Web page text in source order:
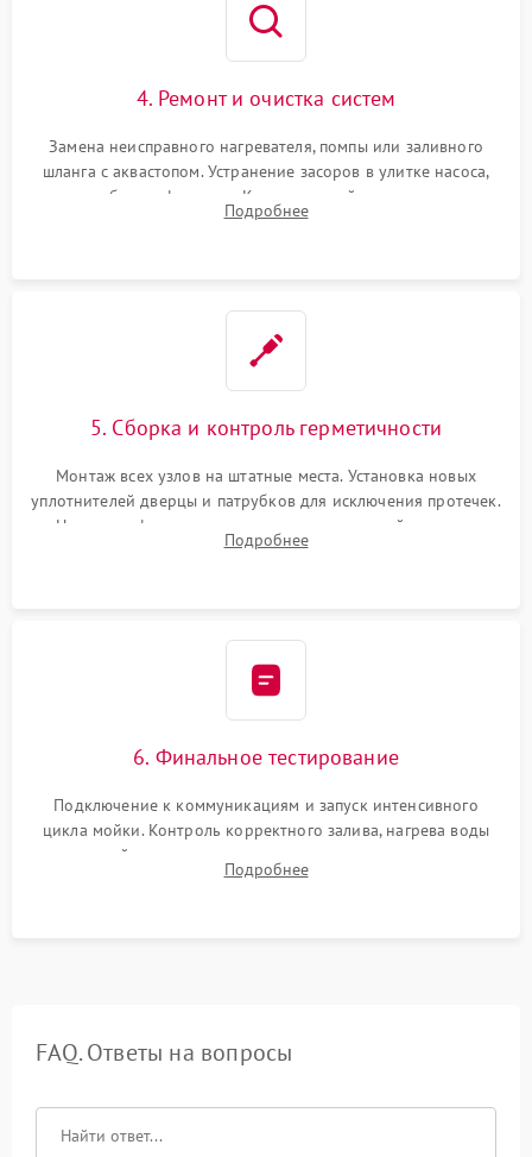
4. Ремонт и очистка систем
Замена неисправного нагревателя, помпы или заливного
шланга с аквастопом. Устранение засоров в улитке насоса,
патрубках и фильтрах. Компонентный ремонт платы
управления, восстановление поврежденной проводки.
Подробнее
5. Сборка и контроль герметичности
Монтаж всех узлов на штатные места. Установка новых
уплотнителей дверцы и патрубков для исключения протечек.
Надежная фиксация хомутов гидравлической системы,
сборка корпуса и установка датчика поплавка.
Подробнее
6. Финальное тестирование
Подключение к коммуникациям и запуск интенсивного
цикла мойки. Контроль корректного залива, нагрева воды
до нужной температуры, отсутствия посторонних шумов,
штатного слива и абсолютной сухости в поддоне.
Подробнее
FAQ. Ответы на вопросы